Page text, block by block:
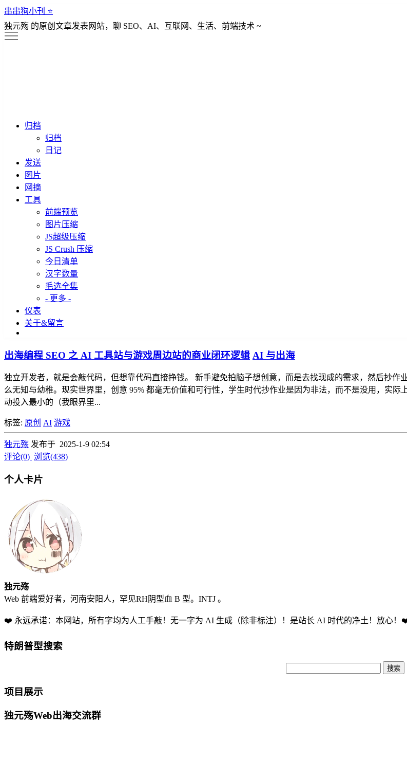
串串狗小刊 ⭐️
独元殇 的原创文章发表网站，聊 SEO、AI、互联网、生活、前端技术 ~
归档
归档
日记
发送
图片
网摘
工具
前端预览
图片压缩
JS超级压缩
JS Crush 压缩
今日清单
汉字数量
毛选全集
- 更多 -
仪表
关于&留言
出海编程 SEO 之 AI 工具站与游戏周边站的商业闭环逻辑 AI 与出海
独立开发者，就是会敲代码，但想靠代码直接挣钱。 新手避免拍脑子想创意，而是去找现成的需求，然后抄
么无知与幼稚。现实世界里，创意 95% 都毫无价值和可行性，学生时代抄作业是因为非法，而不是没用，实
动投入最小的（我眼界里...
标签: 原创 AI 游戏
独元殇 发布于 2025-1-9 02:54
评论(0) 浏览(438)
个人卡片
独元殇
Web 前端爱好者，河南安阳人，罕见RH阴型血 B 型。INTJ 。
❤️ 永远承诺：本网站，所有字均为人工手敲！无一字为 AI 生成（除非标注）！是站长 AI 时代的净土！放心！
特朗普型搜索
项目展示
独元殇Web出海交流群